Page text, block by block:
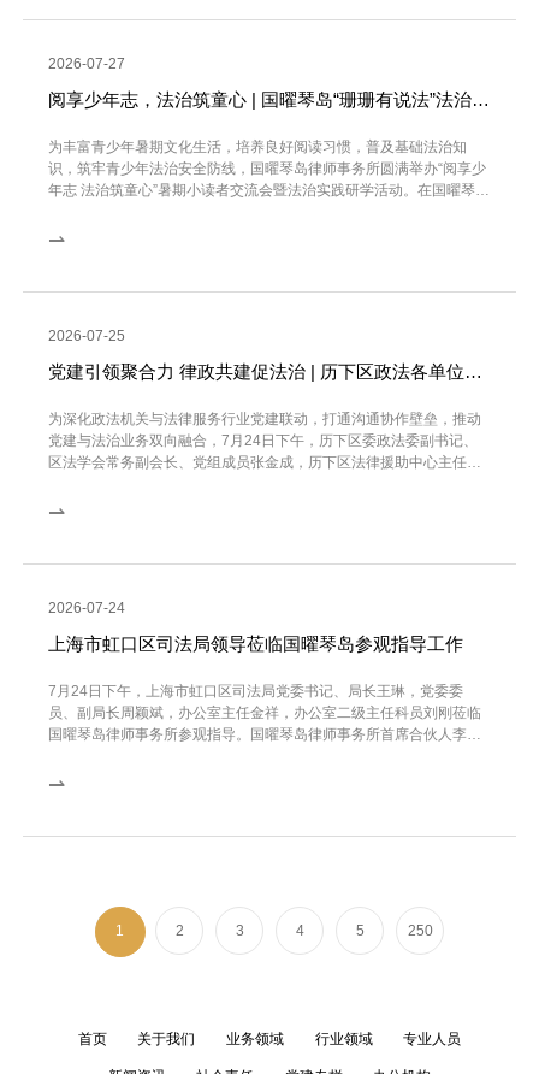
2026-07-27
阅享少年志，法治筑童心 | 国曜琴岛“珊珊有说法”法治研学活动圆满落幕
为丰富青少年暑期文化生活，培养良好阅读习惯，普及基础法治知
识，筑牢青少年法治安全防线，国曜琴岛律师事务所圆满举办“阅享少
年志 法治筑童心”暑期小读者交流会暨法治实践研学活动。在国曜琴岛
⇀
2026-07-25
党建引领聚合力 律政共建促法治 | 历下区政法各单位走进国曜琴岛开展联合主题党日活动
为深化政法机关与法律服务行业党建联动，打通沟通协作壁垒，推动
党建与法治业务双向融合，7月24日下午，历下区委政法委副书记、
区法学会常务副会长、党组成员张金成，历下区法律援助中心主任董
⇀
2026-07-24
上海市虹口区司法局领导莅临国曜琴岛参观指导工作
7月24日下午，上海市虹口区司法局党委书记、局长王琳，党委委
员、副局长周颖斌，办公室主任金祥，办公室二级主任科员刘刚莅临
国曜琴岛律师事务所参观指导。国曜琴岛律师事务所首席合伙人李连
⇀
1 2 3 4 5 250
首页 关于我们 业务领域 行业领域 专业人员